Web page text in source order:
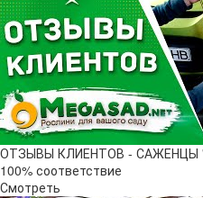
ОТЗЫВЫ КЛИЕНТОВ - САЖЕНЦЫ
100% соответствие
Смотреть